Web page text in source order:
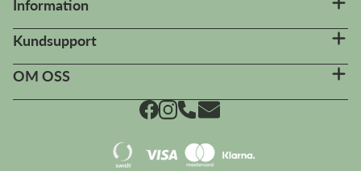
Information
Kundsupport
OM OSS